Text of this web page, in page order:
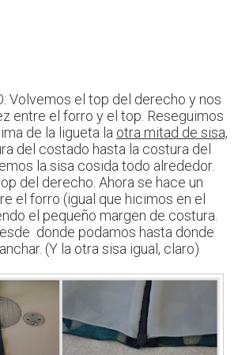
Volvemos el top del derecho y nos
entre el forro y el top. Reseguimos
de la ligueta la otra mitad de sisa,
del costado hasta la costura del
la sisa cosida todo alrededor.
del derecho. Ahora se hace un
el forro (igual que hicimos en el
el pequeño margen de costura.
donde podamos hasta donde
(Y la otra sisa igual, claro)